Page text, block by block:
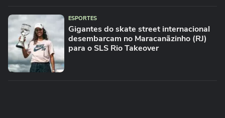
ESPORTES
Gigantes do skate street internacional
desembarcam no Maracanãzinho (RJ)
para o SLS Rio Takeover